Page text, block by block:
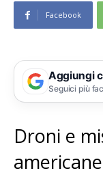
Facebook
Aggiungi
Seguici più
Droni e